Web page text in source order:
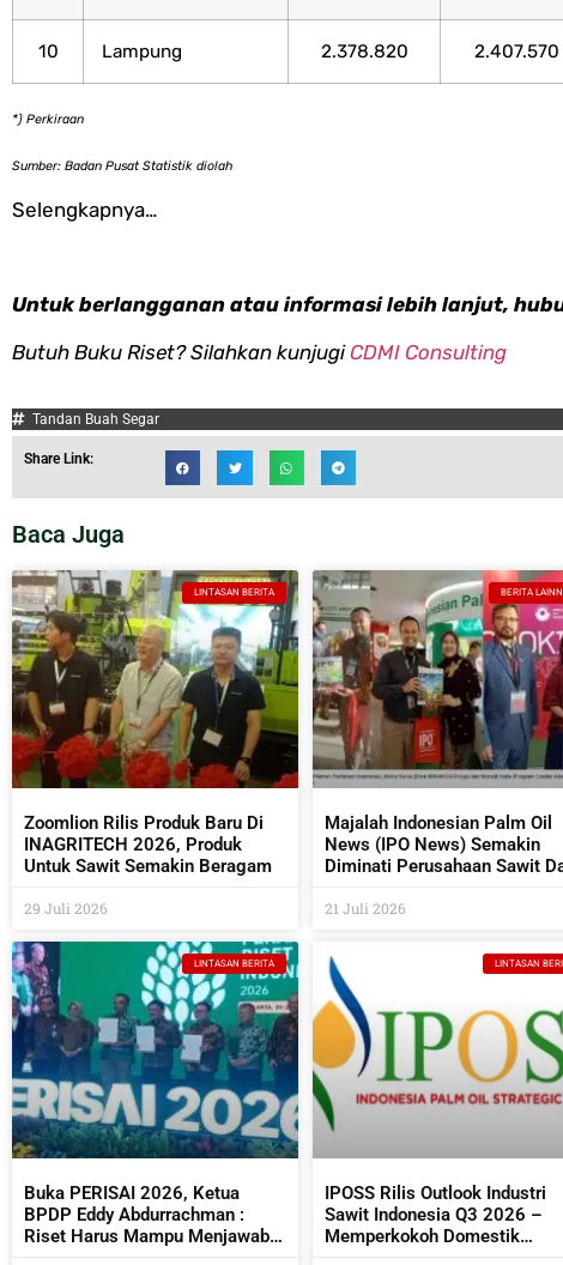
10 Lampung 2.378.820 2.407.570
*) Perkiraan
Sumber: Badan Pusat Statistik diolah
Selengkapnya…
Untuk berlangganan atau informasi lebih lanjut,
Butuh Buku Riset? Silahkan kunjugiCDMI Consulting
Tandan Buah Segar
Share Link:
Baca Juga
LINTASAN BERITA
Zoomlion Rilis Produk Baru Di
INAGRITECH 2026, Produk
Untuk Sawit Semakin Beragam
29 Juli 2026
BERITA
Majalah Indonesian Palm Oil
News (IPO News) Semakin
Diminati Perusahaan Sawit
21 Juli 2026
LINTASAN BERITA
Buka PERISAI 2026, Ketua
BPDP Eddy Abdurrachman :
Riset Harus Mampu Menjawab
LINTASAN
IPOSS Rilis Outlook Industri
Sawit Indonesia Q3 2026 –
Memperkokoh Domestik